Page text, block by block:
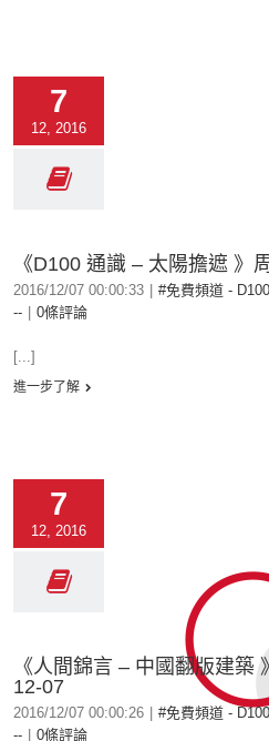
7
12, 2016
《D100 通識 – 太陽擔遮 》
2016/12/07 00:00:33 #免費頻道 -
--
0條評論
[...]
進一步了解
7
12, 2016
《人間錦言 – 中國翻版建築
12-07
2016/12/07 00:00:26 #免費頻道 -
--
0條評論